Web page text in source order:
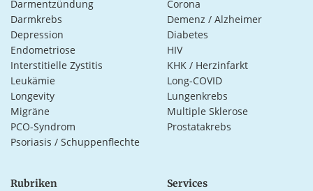
Darmentzündung
Corona
Darmkrebs
Demenz / Alzheimer
Depression
Diabetes
Endometriose
HIV
Interstitielle Zystitis
KHK / Herzinfarkt
Leukämie
Long-COVID
Longevity
Lungenkrebs
Migräne
Multiple Sklerose
PCO-Syndrom
Prostatakrebs
Psoriasis / Schuppenflechte
Rubriken Services